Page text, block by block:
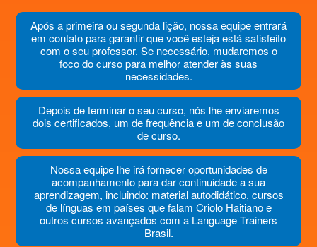
Após a primeira ou segunda lição, nossa equipe entrará
em contato para garantir que você esteja está satisfeito
com o seu professor. Se necessário, mudaremos o
foco do curso para melhor atender às suas
necessidades.
Depois de terminar o seu curso, nós lhe enviaremos
dois certificados, um de frequência e um de conclusão
de curso.
Nossa equipe lhe irá fornecer oportunidades de
acompanhamento para dar continuidade a sua
aprendizagem, incluindo: material autodidático, cursos
de línguas em países que falam Criolo Haitiano e
outros cursos avançados com a Language Trainers
Brasil.